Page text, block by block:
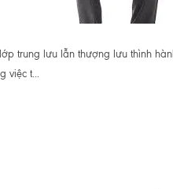
trung lưu lẫn thượng lưu thình
t...